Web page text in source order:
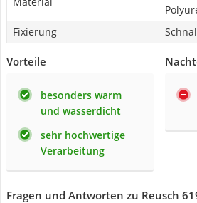
Fixierung
Vorteile
besonders warm
und wasserdicht
sehr hochwertige
Verarbeitung
Fragen und Antworten zu Reusch